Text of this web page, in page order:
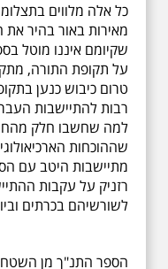
כל אלה מלווים
מאירות באור בהיר את
שקיומם איננו מוטל
על תקופת התורה,
טרום כיבוש כנען
רבות להתיישבות
למה שחשבו חלק
שההוכחות
מתיישבות היטב עם
רזניק על עקבות
לשורשיהם בכרתים
הספר התנ"ך מן